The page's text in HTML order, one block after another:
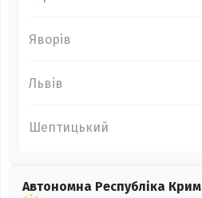
Яворів
Львів
Шептицький
Автономна Республіка Крим